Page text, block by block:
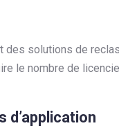
des solutions de
le nombre de
d’application